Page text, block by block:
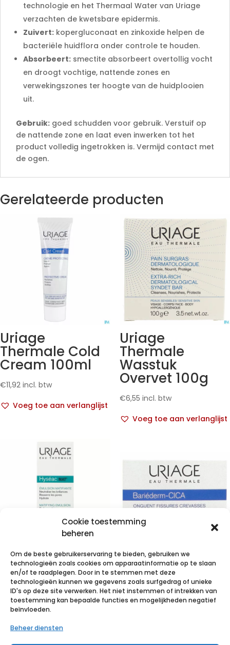
Cookie toestemming
beheren
Om de beste gebruikerservaring te bieden, gebruiken we
technologieën zoals cookies om apparaatinformatie op te slaan
en/of te raadplegen. Door in te stemmen met deze
technologieën kunnen we gegevens zoals surfgedrag of unieke
ID's op deze site verwerken. Het niet instemmen of intrekken van
toestemming kan bepaalde functies en mogelijkheden negatief
beïnvloeden.
Beheer diensten
technologie en het Thermaal Water van Uriage
verzachten de kwetsbare epidermis.
Zuivert: kopergluconaat en zinkoxide helpen de
bacteriële huidflora onder controle te houden.
Absorbeert: smectite absorbeert overtollig vocht
en droogt vochtige, nattende zones en
verwekingszones ter hoogte van de huidplooien
uit.
Gebruik: goed schudden voor gebruik. Verstuif op
de nattende zone en laat even inwerken tot het
product volledig ingetrokken is. Vermijd contact met
de ogen.
Gerelateerde producten
Uriage
Thermale Cold
Cream 100ml
€11,92 incl. btw
Voeg toe aan verlanglijst
Uriage
Thermale
Wasstuk
Overvet 100g
€6,55 incl. btw
Voeg toe aan verlanglijst
Uriage Hyseac
Mat Gel Creme
Tube 40ml
12,72 incl. btw
Voeg toe aan verlanglijst
Uriage
Bariederm
Kloven-barsten